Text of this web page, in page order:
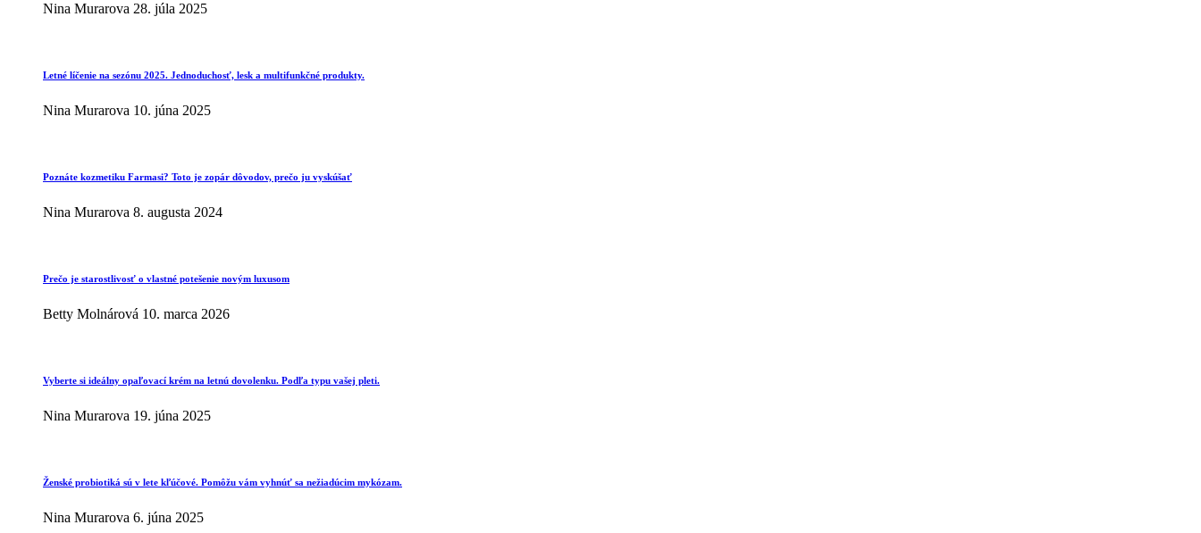
Nina Murarova 28. júla 2025
Letné líčenie na sezónu 2025. Jednoduchosť, lesk a multifunkčné produkty.
Nina Murarova 10. júna 2025
Poznáte kozmetiku Farmasi? Toto je zopár dôvodov, prečo ju vyskúšať
Nina Murarova 8. augusta 2024
Prečo je starostlivosť o vlastné potešenie novým luxusom
Betty Molnárová 10. marca 2026
Vyberte si ideálny opaľovací krém na letnú dovolenku. Podľa typu vašej pleti.
Nina Murarova 19. júna 2025
Ženské probiotiká sú v lete kľúčové. Pomôžu vám vyhnúť sa nežiadúcim mykózam.
Nina Murarova 6. júna 2025